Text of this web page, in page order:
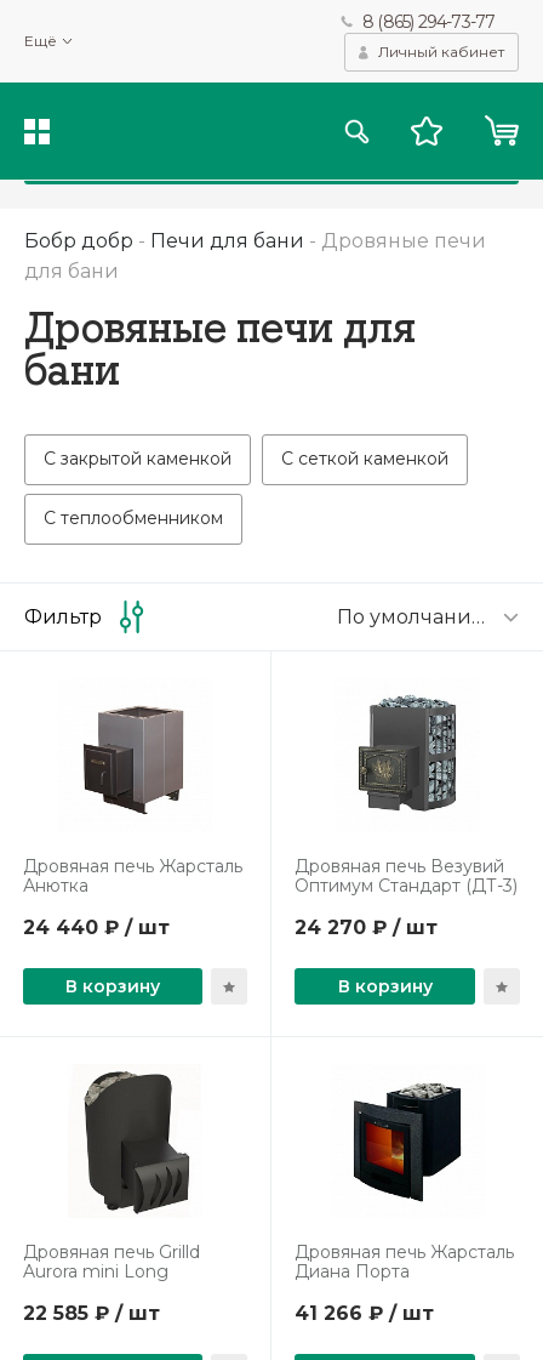
Ещё
8 (865) 294-73-77
Личный кабинет
Бобр добр - Печи для бани - Дровяные печи
для бани
Дровяные печи для
бани
С закрытой каменкой С сеткой каменкой
С теплообменником
По умолчанию
Фильтр
Дровяная печь Жарсталь
Анютка
24 440 ₽ / шт
В корзину
Дровяная печь Везувий
Оптимум Стандарт (ДТ-3)
24 270 ₽ / шт
В корзину
Дровяная печь Grilld
Aurora mini Long
22 585 ₽ / шт
Дровяная печь Жарсталь
Диана Порта
41 266 ₽ / шт
Мы используем файлы cookie и другие подобные технологии
для получения данных с целью сбора статистики, повышения
качества рекомендаций и предоставления вам возможности
персонализированного просмотра.Подробнее